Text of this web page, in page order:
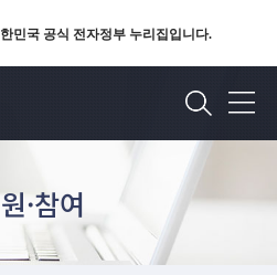
민국 공식 전자정부 누리집입니다.
·참여